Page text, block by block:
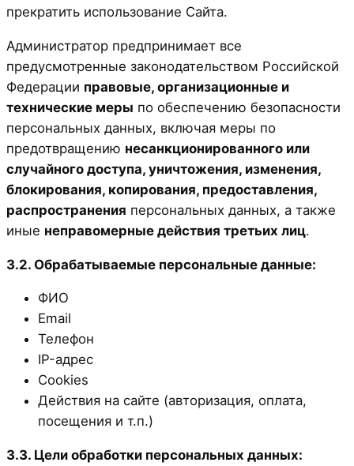
прекратить использование Сайта.
Администратор предпринимает все
предусмотренные законодательством Российской
Федерации правовые, организационные и
технические меры по обеспечению безопасности
персональных данных, включая меры по
предотвращению несанкционированного или
случайного доступа, уничтожения, изменения,
блокирования, копирования, предоставления,
распространения персональных данных, а также
иные неправомерные действия третьих лиц.
3.2. Обрабатываемые персональные данные:
ФИО
Email
Телефон
IP-адрес
Cookies
Действия на сайте (авторизация, оплата,
посещения и т.п.)
3.3. Цели обработки персональных данных: